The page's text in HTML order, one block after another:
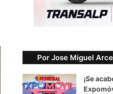
Por Jose Miguel Arce
¡Se